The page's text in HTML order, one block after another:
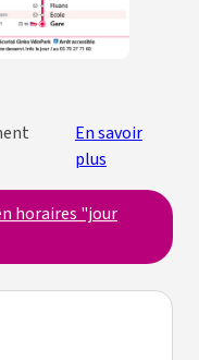
En savoir
plus
horaires "jour